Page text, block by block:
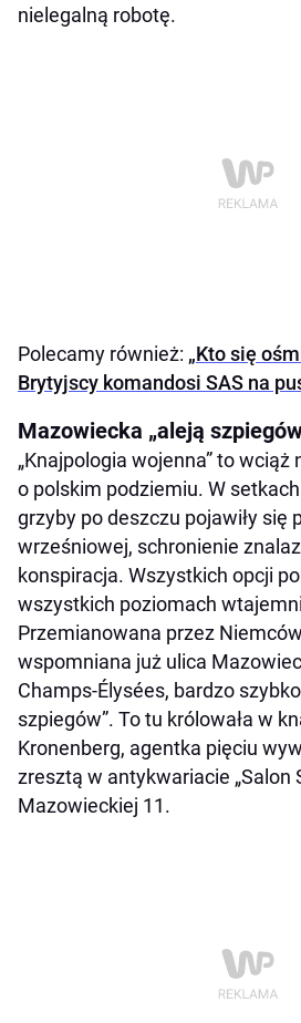
nielegalną robotę.
Polecamy również: „Kto się
Brytyjscy komandosi SAS na
Mazowiecka „aleją
„Knajpologia wojenna” to wciąż
o polskim podziemiu. W
grzyby po deszczu pojawiły się
wrześniowej, schronienie
konspiracja. Wszystkich opcji
wszystkich poziomach
Przemianowana przez
wspomniana już ulica
Champs-Élysées, bardzo
szpiegów”. To tu królowała w
Kronenberg, agentka pięciu
zresztą w antykwariacie „Salon
Mazowieckiej 11.